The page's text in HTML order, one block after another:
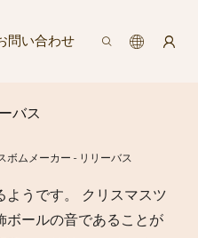
問い合わせ
バス
ボムメーカー - リリーバス
うです。 クリスマスツ
ボールの音であることが